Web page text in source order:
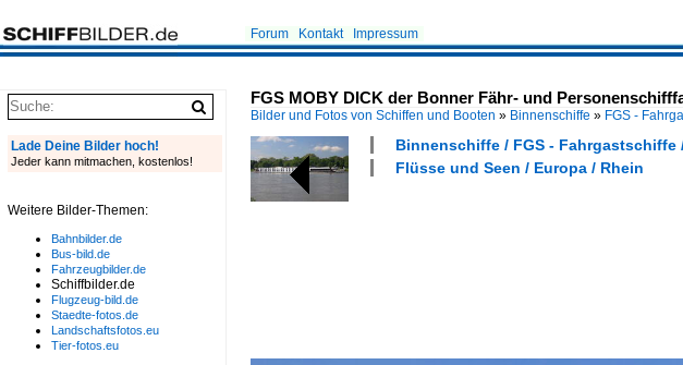
Forum Kontakt Impressum
FGS MOBY DICK der Bonner Fähr- und
Bilder und Fotos von Schiffen und Booten » Binnenschiffe » FGS -
Binnenschiffe / FGS - Fahrgastschiffe
Flüsse und Seen / Europa / Rhein
Lade Deine Bilder hoch!
Jeder kann mitmachen, kostenlos!
Weitere Bilder-Themen:
Bahnbilder.de
Bus-bild.de
Fahrzeugbilder.de
Schiffbilder.de
Flugzeug-bild.de
Staedte-fotos.de
Landschaftsfotos.eu
Tier-fotos.eu